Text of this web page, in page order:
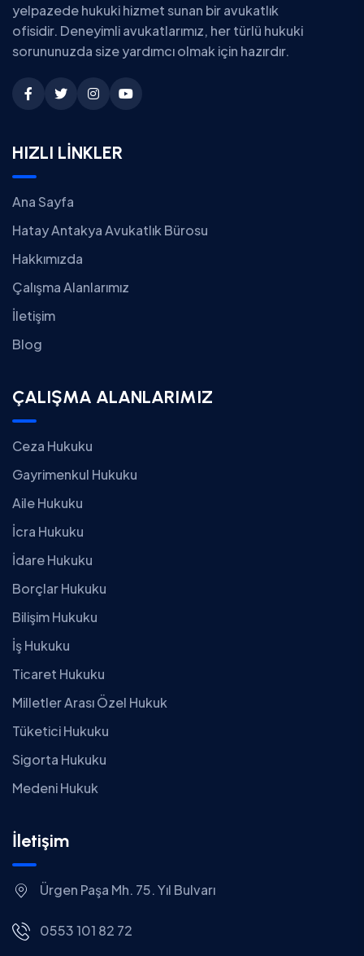
yelpazede hukuki hizmet sunan bir avukatlık
ofisidir. Deneyimli avukatlarımız, her türlü hukuki
sorununuzda size yardımcı olmak için hazırdır.
HIZLI LİNKLER
Ana Sayfa
Hatay Antakya Avukatlık Bürosu
Hakkımızda
Çalışma Alanlarımız
İletişim
Blog
ÇALIŞMA ALANLARIMIZ
Ceza Hukuku
Gayrimenkul Hukuku
Aile Hukuku
İcra Hukuku
İdare Hukuku
Borçlar Hukuku
Bilişim Hukuku
İş Hukuku
Ticaret Hukuku
Milletler Arası Özel Hukuk
Tüketici Hukuku
Sigorta Hukuku
Medeni Hukuk
İletişim
Ürgen Paşa Mh. 75. Yıl Bulvarı
0553 101 82 72